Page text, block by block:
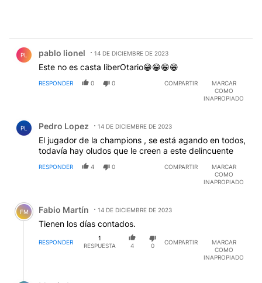
PL pablo lionel 14 DE DICIEMBRE DE 2023
Este no es casta liberOtario😁😁😁😁
RESPONDER 0 0 COMPARTIR
MARCAR
COMO
INAPROPIADO
PL Pedro Lopez 14 DE DICIEMBRE DE 2023
El jugador de la champions , se está agando en todos,
todavía hay oludos que le creen a este delincuente
RESPONDER 4 0 COMPARTIR
MARCAR
COMO
INAPROPIADO
Comentario de Fabio Martín.
FM Fabio Martín 14 DE DICIEMBRE DE 2023
Tienen los días contados.
RESPONDER
1
RESPUESTA
4 0
COMPARTIR
MARCAR
COMO
INAPROPIADO